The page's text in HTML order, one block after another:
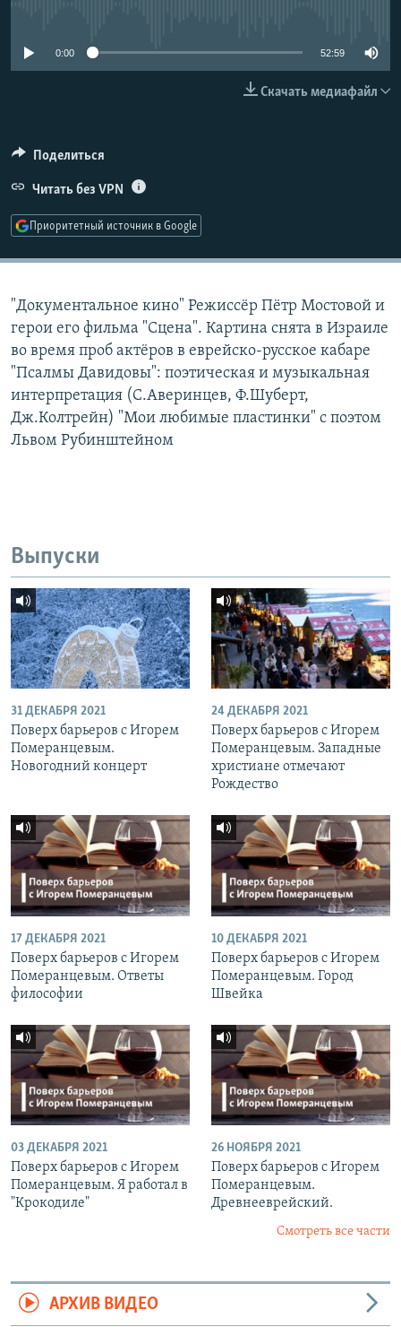
ПОДПИШИТЕСЬ НА РАССЫЛКУ
Все сайты РСЕ/РС
0:00 52:59
Скачать медиафайл
Поделиться
Читать без VPN
Приоритетный источник в Google
"Документальное кино" Режиссёр Пётр Мостовой и
герои его фильма "Сцена". Картина снята в Израиле
во время проб актёров в еврейско-русское кабаре
"Псалмы Давидовы": поэтическая и музыкальная
интерпретация (С.Аверинцев, Ф.Шуберт,
Дж.Колтрейн) "Мои любимые пластинки" с поэтом
Львом Рубинштейном
Выпуски
31 ДЕКАБРЯ 2021
Поверх барьеров с Игорем
Померанцевым.
Новогодний концерт
24 ДЕКАБРЯ 2021
Поверх барьеров с Игорем
Померанцевым. Западные
христиане отмечают
Рождество
17 ДЕКАБРЯ 2021
Поверх барьеров с Игорем
Померанцевым. Ответы
философии
10 ДЕКАБРЯ 2021
Поверх барьеров с Игорем
Померанцевым. Город
Швейка
03 ДЕКАБРЯ 2021
Поверх барьеров с Игорем
Померанцевым. Я работал в
"Крокодиле"
26 НОЯБРЯ 2021
Поверх барьеров с Игорем
Померанцевым.
Древнееврейский.
Смотреть все части
АРХИВ ВИДЕО